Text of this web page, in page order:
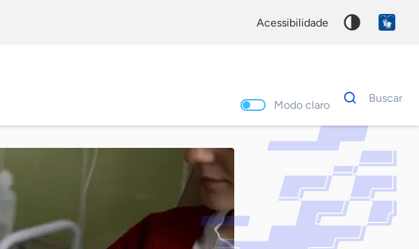
acessibilidade
Modo claro
Dados
para
Buscar
Palavra
chave